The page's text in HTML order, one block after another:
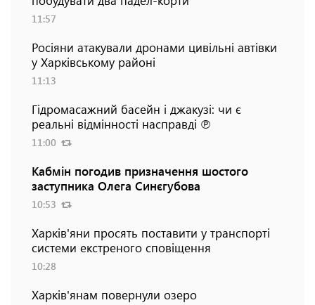
11:57
Росіяни атакували дронами цивільні автівки
у Харківському районі
11:13
Гідромасажний басейн і джакузі: чи є
реальні відмінності насправді ℗
11:00
Кабмін погодив призначення шостого
заступника Олега Синєгубова
10:53
Харків'яни просять поставити у транспорті
системи екстреного сповіщення
10:28
Харків'янам повернули озеро